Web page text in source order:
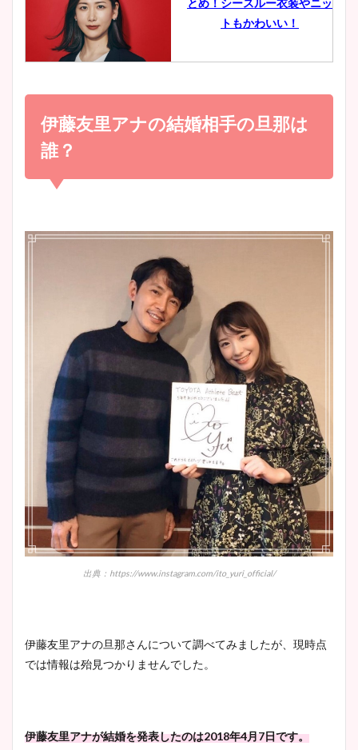
豊島実季アナのカップ画像ま
とめ！美脚や水着姿に年齢も
宇賀神メグアナのニット画像
池谷実悠アナのメガネ画像が
トもかわいい！
小室瑛莉子のカップ画像まと
め！足が美脚でニット衣装も
かわいい！
像！身長やカップ、同期や
大家彩香アナのかわいいカッ
プ画像まとめ！同期や実家に
wikiプロフも！
安藤萌々アナのカップ画像や
ニット衣装まとめ！美足の筋
肉も凄い！
鈴木唯の太ってた時の体重が
ヤバすぎww原因や痩せたダ
豊島実季アナのカップ画像ま
伊藤友里アナの結婚相手の旦那は
誰？
出典：https://www.instagram.com/ito_yuri_official/
伊藤友里アナの旦那さんについて調べてみましたが、現時点
では情報は殆見つかりませんでした。
伊藤友里アナが結婚を発表したのは2018年4月7日です。